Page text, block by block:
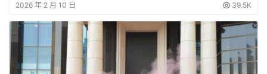
2026 年 2 月 10 日 39.5K